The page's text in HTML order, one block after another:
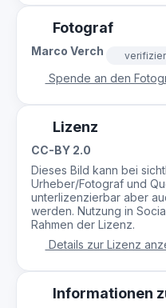
Fotograf
Marco Verch
Spende an den
Lizenz
CC-BY 2.0
Dieses Bild kann bei
Urheber/Fotograf und
unterlizenzierbar aber
werden. Nutzung in
Rahmen der Lizenz.
Details zur Lizenz
Informationen